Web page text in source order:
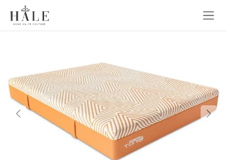
Se rendre au contenu